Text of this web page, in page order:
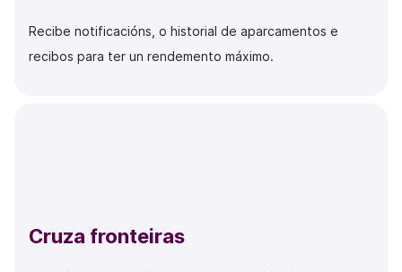
Recibe notificacións, o historial de aparcamentos e
recibos para ter un rendemento máximo.
Cruza fronteiras